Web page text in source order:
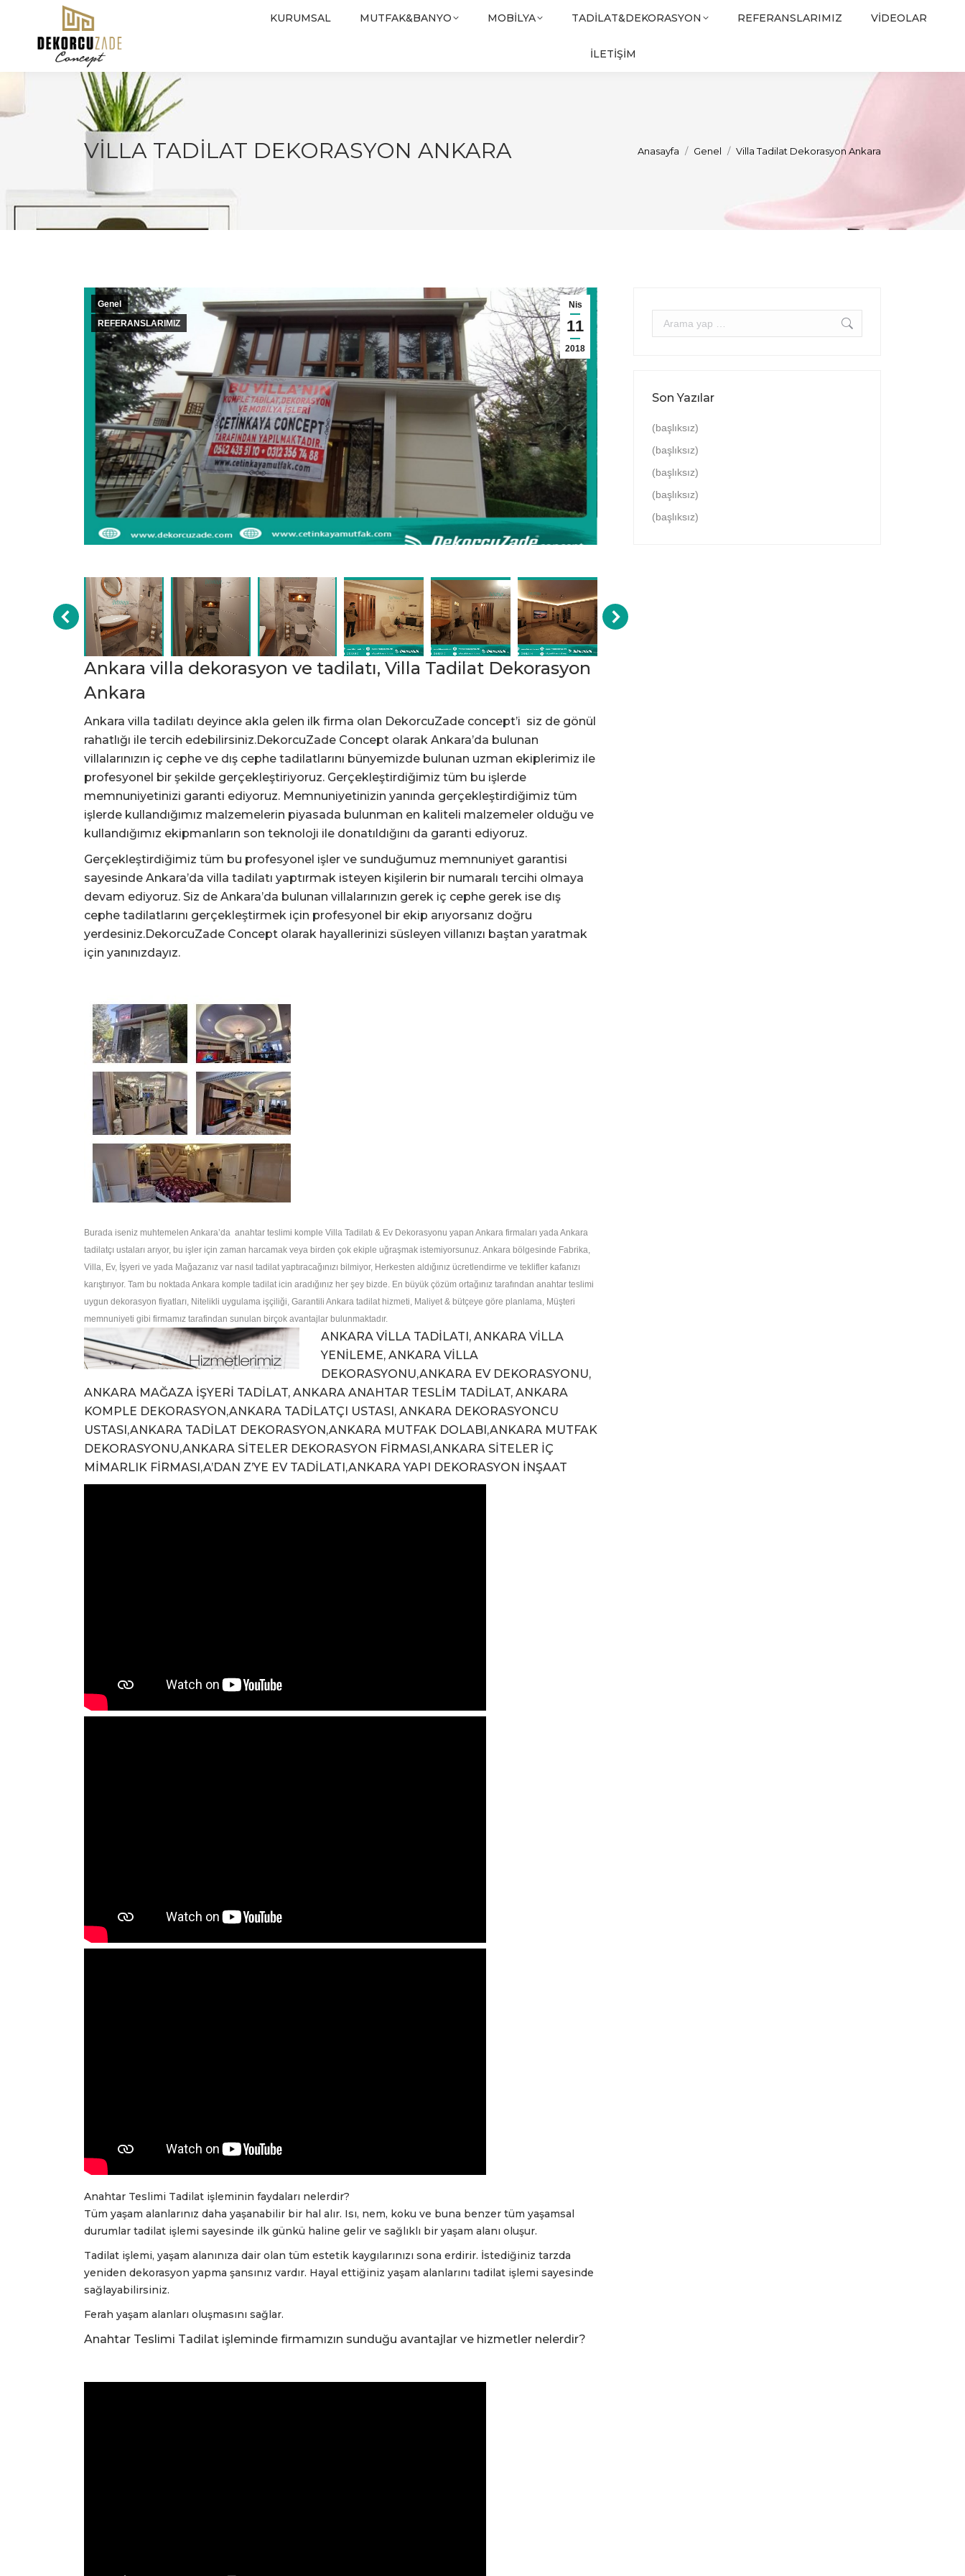
KURUMSAL MUTFAK&BANYO MOBILYA TADILAT&DEKORASYON REFERANSLARIMIZ VIDEOLAR
İLETİŞİM
VILLA TADILAT DEKORASYON ANKARA You are here:
Anasayfa Genel Villa Tadilat Dekorasyon Ankara
Nis
11
2018
Genel
REFERANSLARIMIZ
Ankara villa dekorasyon ve tadilatı, Villa Tadilat Dekorasyon
Ankara
Ankara villa tadilatı deyince akla gelen ilk firma olan DekorcuZade concept’i siz de gönül
rahatlığı ile tercih edebilirsiniz.DekorcuZade Concept olarak Ankara’da bulunan
villalarınızın iç cephe ve dış cephe tadilatlarını bünyemizde bulunan uzman ekiplerimiz ile
profesyonel bir şekilde gerçekleştiriyoruz. Gerçekleştirdiğimiz tüm bu işlerde
memnuniyetinizi garanti ediyoruz. Memnuniyetinizin yanında gerçekleştirdiğimiz tüm
işlerde kullandığımız malzemelerin piyasada bulunman en kaliteli malzemeler olduğu ve
kullandığımız ekipmanların son teknoloji ile donatıldığını da garanti ediyoruz.
Gerçekleştirdiğimiz tüm bu profesyonel işler ve sunduğumuz memnuniyet garantisi
sayesinde Ankara’da villa tadilatı yaptırmak isteyen kişilerin bir numaralı tercihi olmaya
devam ediyoruz. Siz de Ankara’da bulunan villalarınızın gerek iç cephe gerek ise dış
cephe tadilatlarını gerçekleştirmek için profesyonel bir ekip arıyorsanız doğru
yerdesiniz.DekorcuZade Concept olarak hayallerinizi süsleyen villanızı baştan yaratmak
için yanınızdayız.
Burada iseniz muhtemelen Ankara’da anahtar teslimi komple Villa Tadilatı & Ev Dekorasyonu yapan Ankara firmaları yada Ankara
tadilatçı ustaları arıyor, bu işler için zaman harcamak veya birden çok ekiple uğraşmak istemiyorsunuz. Ankara bölgesinde Fabrika,
Villa, Ev, İşyeri ve yada Mağazanız var nasıl tadilat yaptıracağınızı bilmiyor, Herkesten aldığınız ücretlendirme ve teklifler kafanızı
karıştırıyor. Tam bu noktada Ankara komple tadilat icin aradığınız her şey bizde. En büyük çözüm ortağınız tarafından anahtar teslimi
uygun dekorasyon fiyatları, Nitelikli uygulama işçiliği, Garantili Ankara tadilat hizmeti, Maliyet & bütçeye göre planlama, Müşteri
memnuniyeti gibi firmamız tarafindan sunulan birçok avantajlar bulunmaktadır.
ANKARA VİLLA TADİLATI, ANKARA VİLLA
YENİLEME, ANKARA VİLLA
DEKORASYONU,ANKARA EV DEKORASYONU,
ANKARA MAĞAZA İŞYERİ TADİLAT, ANKARA ANAHTAR TESLİM TADİLAT, ANKARA
KOMPLE DEKORASYON,ANKARA TADİLATÇI USTASI, ANKARA DEKORASYONCU
USTASI,ANKARA TADİLAT DEKORASYON,ANKARA MUTFAK DOLABI,ANKARA MUTFAK
DEKORASYONU,ANKARA SİTELER DEKORASYON FİRMASI,ANKARA SİTELER İÇ
MİMARLIK FİRMASI,A’DAN Z’YE EV TADİLATI,ANKARA YAPI DEKORASYON İNŞAAT
Anahtar Teslimi Tadilat işleminin faydaları nelerdir?
Tüm yaşam alanlarınız daha yaşanabilir bir hal alır. Isı, nem, koku ve buna benzer tüm yaşamsal
durumlar tadilat işlemi sayesinde ilk günkü haline gelir ve sağlıklı bir yaşam alanı oluşur.
Tadilat işlemi, yaşam alanınıza dair olan tüm estetik kaygılarınızı sona erdirir. İstediğiniz tarzda
yeniden dekorasyon yapma şansınız vardır. Hayal ettiğiniz yaşam alanlarını tadilat işlemi sayesinde
sağlayabilirsiniz.
Ferah yaşam alanları oluşmasını sağlar.
Anahtar Teslimi Tadilat işleminde firmamızın sunduğu avantajlar ve hizmetler nelerdir?
Arama:
Son Yazılar
(başlıksız)
(başlıksız)
(başlıksız)
(başlıksız)
(başlıksız)